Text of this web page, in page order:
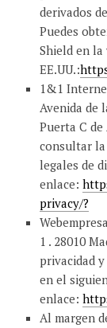
derivados
Puedes
Shield en la
EE.UU.:
1&1
Avenida de
Puerta C de
consultar la
legales de
enlace:
privacy/?
1 . 28010
privacidad
en el
enlace:
Al margen